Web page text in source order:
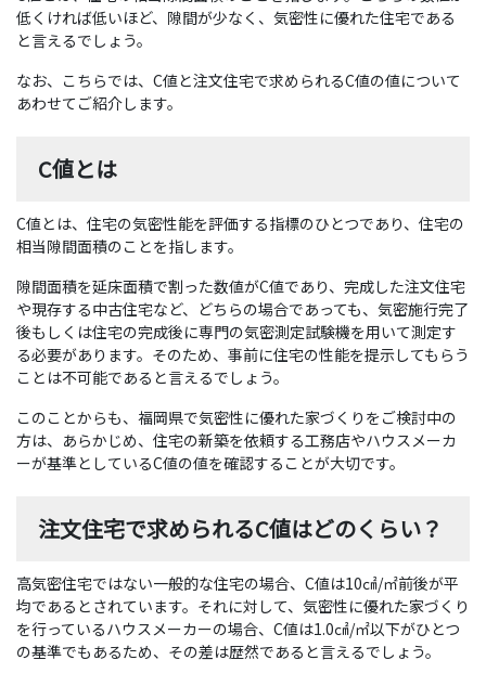
低くければ低いほど、隙間が少なく、気密性に優れた住宅である
と言えるでしょう。
なお、こちらでは、C値と注文住宅で求められるC値の値について
あわせてご紹介します。
C値とは
C値とは、住宅の気密性能を評価する指標のひとつであり、住宅の
相当隙間面積のことを指します。
隙間面積を延床面積で割った数値がC値であり、完成した注文住宅
や現存する中古住宅など、どちらの場合であっても、気密施行完了
後もしくは住宅の完成後に専門の気密測定試験機を用いて測定す
る必要があります。そのため、事前に住宅の性能を提示してもらう
ことは不可能であると言えるでしょう。
このことからも、福岡県で気密性に優れた家づくりをご検討中の
方は、あらかじめ、住宅の新築を依頼する工務店やハウスメーカ
ーが基準としているC値の値を確認することが大切です。
注文住宅で求められるC値はどのくらい？
高気密住宅ではない一般的な住宅の場合、C値は10㎠/㎡前後が平
均であるとされています。それに対して、気密性に優れた家づくり
を行っているハウスメーカーの場合、C値は1.0㎠/㎡以下がひとつ
の基準でもあるため、その差は歴然であると言えるでしょう。